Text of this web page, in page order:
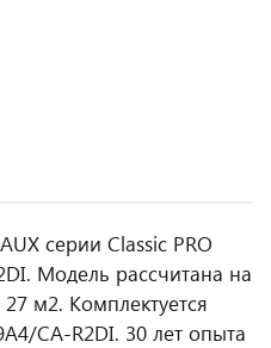
серии Classic PRO
Модель рассчитана на
м2. Комплектуется
CA-R2DI. 30 лет опыта